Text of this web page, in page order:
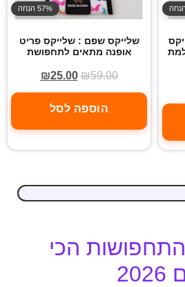
57% הנחה
שלייקס שפם : שלייקס פריט
אופנה מתאים לתחפושת
₪59.00
₪25.00
הוספה לסל
הכי